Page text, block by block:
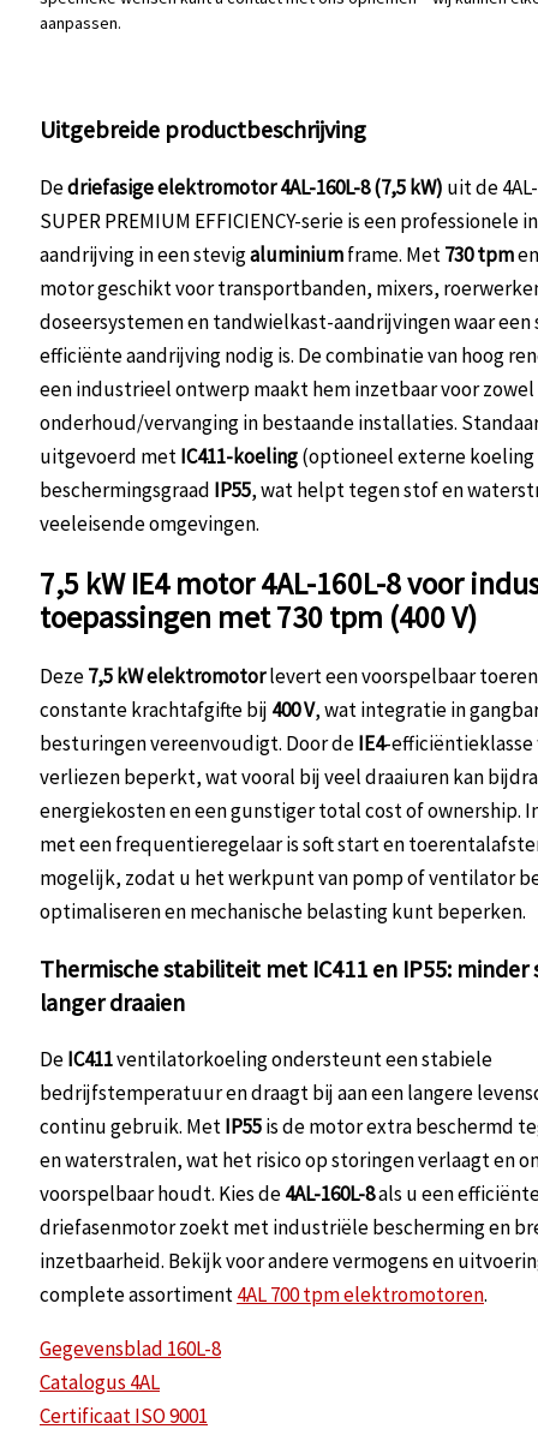
aanpassen.
Uitgebreide productbeschrijving
Dedriefasige elektromotor 4AL-160L-8 (7,5 kW) uit de
SUPER PREMIUM EFFICIENCY-serie is een professionele
aandrijving in een stevigaluminiumframe. Met730 tpm
motor geschikt voor transportbanden, mixers,
doseersystemen en tandwielkast-aandrijvingen waar
efficiënte aandrijving nodig is. De combinatie van hoog
een industrieel ontwerp maakt hem inzetbaar voor zowel
onderhoud/vervanging in bestaande installaties.
uitgevoerd metIC411-koeling(optioneel externe koeling
beschermingsgraad IP55, wat helpt tegen stof en
veeleisende omgevingen.
7,5 kW IE4 motor 4AL-160L-8 voor
toepassingen met 730 tpm (400 V)
Deze7,5 kW elektromotorlevert een voorspelbaar
constante krachtafgifte bij 400 V, wat integratie in
besturingen vereenvoudigt. Door deIE4-efficiëntieklasse
verliezen beperkt, wat vooral bij veel draaiuren kan
energiekosten en een gunstiger total cost of ownership.
met een frequentieregelaar is soft start en
mogelijk, zodat u het werkpunt van pomp of ventilator
optimaliseren en mechanische belasting kunt beperken.
Thermische stabiliteit met IC411 en IP55:
langer draaien
DeIC411ventilatorkoeling ondersteunt een stabiele
bedrijfstemperatuur en draagt bij aan een langere
continu gebruik. MetIP55is de motor extra beschermd
en waterstralen, wat het risico op storingen verlaagt en
voorspelbaar houdt. Kies de4AL-160L-8als u een
driefasenmotor zoekt met industriële bescherming en
inzetbaarheid. Bekijk voor andere vermogens en
complete assortiment4AL 700 tpm elektromotoren.
Gegevensblad 160L-8
Catalogus 4AL
Certificaat ISO 9001